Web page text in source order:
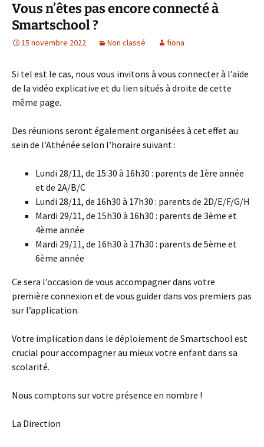
Vous n’êtes pas encore connecté à
Smartschool ?
15 novembre 2022 Non classé fiona
Si tel est le cas, nous vous invitons à vous connecter à l’aide
de la vidéo explicative et du lien situés à droite de cette
même page.
Des réunions seront également organisées à cet effet au
sein de l’Athénée selon l’horaire suivant :
Lundi 28/11, de 15:30 à 16h30 : parents de 1ère année
et de 2A/B/C
Lundi 28/11, de 16h30 à 17h30 : parents de 2D/E/F/G/H
Mardi 29/11, de 15h30 à 16h30 : parents de 3ème et
4ème année
Mardi 29/11, de 16h30 à 17h30 : parents de 5ème et
6ème année
Ce sera l’occasion de vous accompagner dans votre
première connexion et de vous guider dans vos premiers pas
sur l’application.
Votre implication dans le déploiement de Smartschool est
crucial pour accompagner au mieux votre enfant dans sa
scolarité.
Nous comptons sur votre présence en nombre !
La Direction